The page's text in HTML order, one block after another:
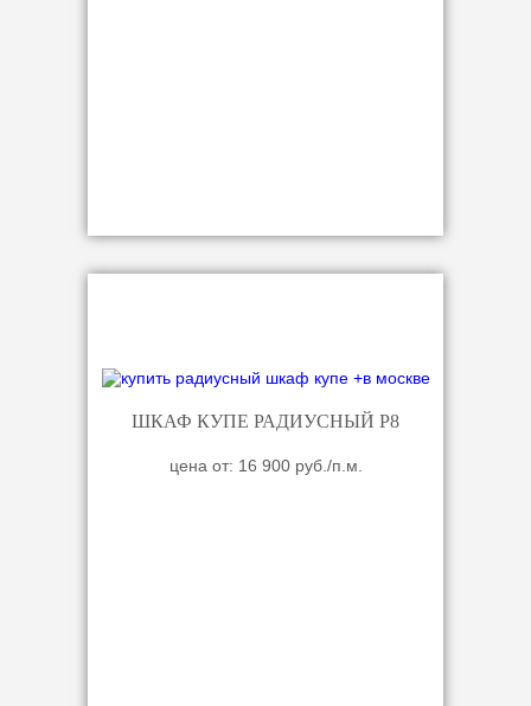
ШКАФ КУПЕ РАДИУСНЫЙ Р8
цена от: 16 900 руб./п.м.